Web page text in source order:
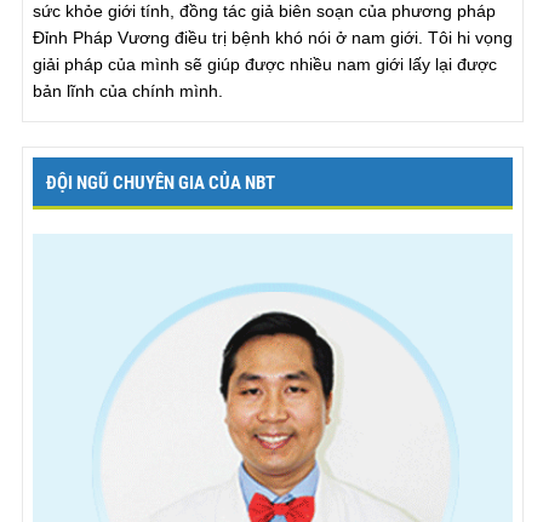
sức khỏe giới tính, đồng tác giả biên soạn của phương pháp
Đỉnh Pháp Vương điều trị bệnh khó nói ở nam giới. Tôi hi vọng
giải pháp của mình sẽ giúp được nhiều nam giới lấy lại được
bản lĩnh của chính mình.
ĐỘI NGŨ CHUYÊN GIA CỦA NBT